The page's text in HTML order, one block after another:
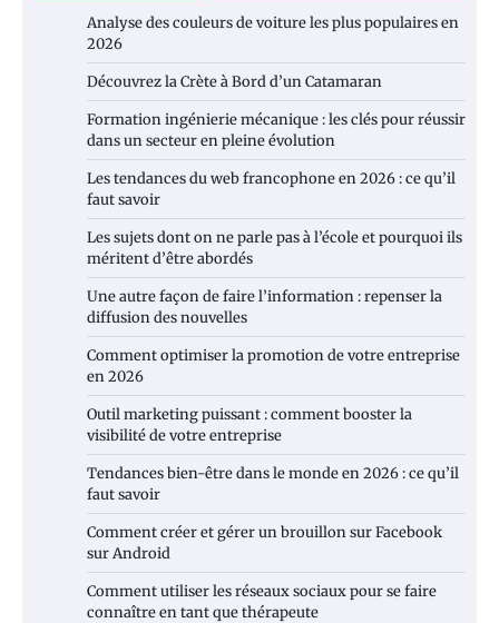
Analyse des couleurs de voiture les plus populaires en
2026
Découvrez la Crète à Bord d’un Catamaran
Formation ingénierie mécanique : les clés pour réussir
dans un secteur en pleine évolution
Les tendances du web francophone en 2026 : ce qu’il
faut savoir
Les sujets dont on ne parle pas à l’école et pourquoi ils
méritent d’être abordés
Une autre façon de faire l’information : repenser la
diffusion des nouvelles
Comment optimiser la promotion de votre entreprise
en 2026
Outil marketing puissant : comment booster la
visibilité de votre entreprise
Tendances bien-être dans le monde en 2026 : ce qu’il
faut savoir
Comment créer et gérer un brouillon sur Facebook
sur Android
Comment utiliser les réseaux sociaux pour se faire
connaître en tant que thérapeute